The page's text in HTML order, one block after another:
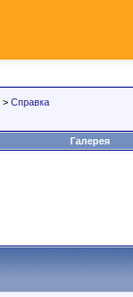
> Справка
Галерея